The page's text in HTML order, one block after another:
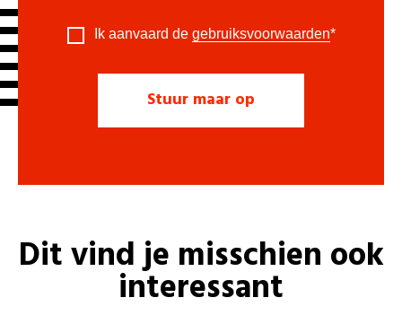
Ik aanvaard de gebruiksvoorwaarden*
Dit vind je misschien ook
interessant